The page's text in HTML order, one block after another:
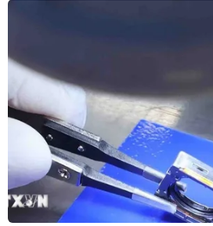
Xem thêm
CƠ QUAN CHỦ QUẢN: THÔNG TẤN XÃ VIỆT NAM